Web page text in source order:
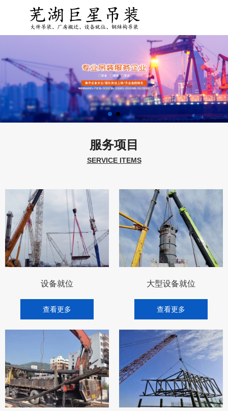
服务项目
SERVICE ITEMS
厂房搬迁 大件吊装 钢结构吊装
工地材料吊运 设备就位
设备就位
查看更多
大型设备就位
查看更多